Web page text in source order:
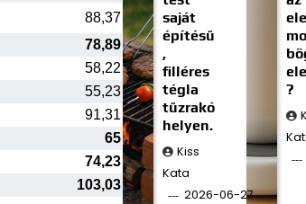
88,37
78,89
58,22
55,23
91,31
65
74,23
103,03
saját
építésű
,
filléres
tégla
tűzrakó
helyen.
Kiss
Kata
2026-06-27
?